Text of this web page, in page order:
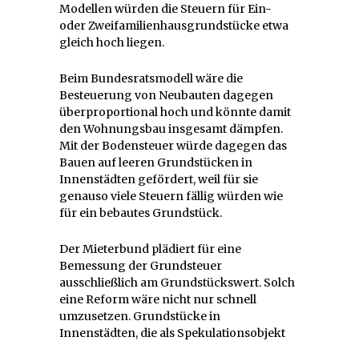
Modellen würden die Steuern für Ein-
oder Zweifamilienhausgrundstücke etwa
gleich hoch liegen.
Beim Bundesratsmodell wäre die
Besteuerung von Neubauten dagegen
überproportional hoch und könnte damit
den Wohnungsbau insgesamt dämpfen.
Mit der Bodensteuer würde dagegen das
Bauen auf leeren Grundstücken in
Innenstädten gefördert, weil für sie
genauso viele Steuern fällig würden wie
für ein bebautes Grundstück.
Der Mieterbund plädiert für eine
Bemessung der Grundsteuer
ausschließlich am Grundstückswert. Solch
eine Reform wäre nicht nur schnell
umzusetzen. Grundstücke in
Innenstädten, die als Spekulationsobjekt